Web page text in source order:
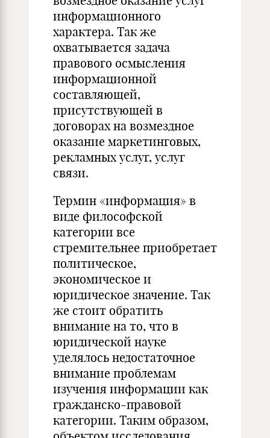
информационного
характера. Так же
охватывается задача
правового осмысления
информационной
составляющей,
присутствующей в
договорах на возмездное
оказание маркетинговых,
рекламных услуг, услуг
связи.
Термин «информация» в
виде философской
категории все
стремительнее приобретает
политическое,
экономическое и
юридическое значение. Так
же стоит обратить
внимание на то, что в
юридической науке
уделялось недостаточное
внимание проблемам
изучения информации как
гражданско-правовой
категории. Таким образом,